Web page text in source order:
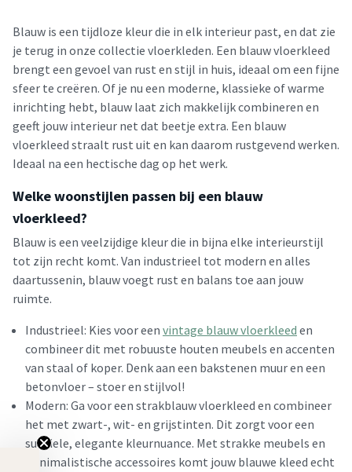
Blauw is een tijdloze kleur die in elk interieur past, en dat zie
je terug in onze collectie vloerkleden. Een blauw vloerkleed
brengt een gevoel van rust en stijl in huis, ideaal om een fijne
sfeer te creëren. Of je nu een moderne, klassieke of warme
inrichting hebt, blauw laat zich makkelijk combineren en
geeft jouw interieur net dat beetje extra. Een blauw
vloerkleed straalt rust uit en kan daarom rustgevend werken.
Ideaal na een hectische dag op het werk.
Welke woonstijlen passen bij een blauw
vloerkleed?
Blauw is een veelzijdige kleur die in bijna elke interieurstijl
tot zijn recht komt. Van industrieel tot modern en alles
daartussenin, blauw voegt rust en balans toe aan jouw
ruimte.
Industrieel: Kies voor een vintage blauw vloerkleed en
combineer dit met robuuste houten meubels en accenten
van staal of koper. Denk aan een bakstenen muur en een
betonvloer – stoer en stijlvol!
Modern: Ga voor een strakblauw vloerkleed en combineer
het met zwart-, wit- en grijstinten. Dit zorgt voor een
subtiele, elegante kleurnuance. Met strakke meubels en
minimalistische accessoires komt jouw blauwe kleed echt